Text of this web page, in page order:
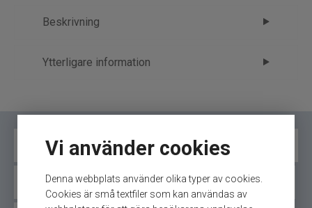
Vi använder cookies
Denna webbplats använder olika typer av cookies.
Cookies är små textfiler som kan användas av
Beskrivning
Westin W2 Haspelrulle 5+1BB – kraft,
kropp och utrustning. Den ger dig ett naturligt
lugn, ett stabilt flyt och ett självförtroende som
gör varje kast mer precist och varje drill mer
kontrollerad.
Ytterligare information
Tillverkare
FP - 2.Rulle
13 Fishing haspelrulle ABU haspelrulle Daiwa haspelrulle
Gunki haspelrulle Mitchell haspelrulle Okuma haspelrulle